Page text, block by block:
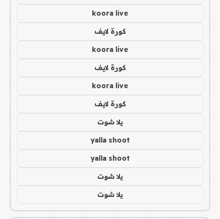
koora live
كورة لايف
koora live
كورة لايف
koora live
كورة لايف
يلا شوت
yalla shoot
yalla shoot
يلا شوت
يلا شوت